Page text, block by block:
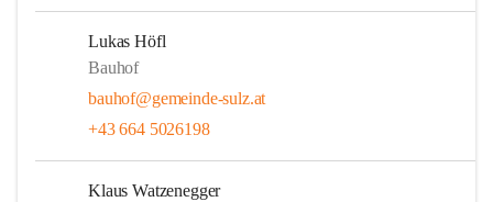
Lukas Höfl
Bauhof
bauhof@gemeinde-sulz.at
+43 664 5026198
Klaus Watzenegger